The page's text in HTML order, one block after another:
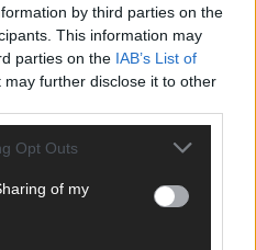
by third parties on the
This information may
parties on the IAB’s List of
may further disclose it to other
Opt Outs
of my
Angaben sind Pflichtfelder.
und Nachname) und eine
veröffentlicht). Wir prüfen
die unsereNetiquette
Hassrede, Beleidigungen,